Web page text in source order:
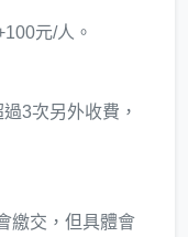
元/人。
3次另外收費，
繳交，但具體會